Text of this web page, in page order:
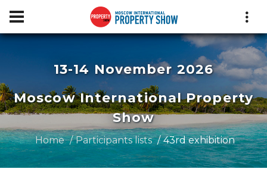
13-14 November 2026
Moscow International Property
Show
Home Participants lists 43rd exhibition